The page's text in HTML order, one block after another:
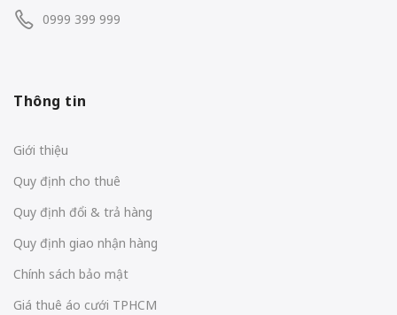
0999 399 999
Thông tin
Giới thiệu
Quy định cho thuê
Quy định đổi & trả hàng
Quy định giao nhận hàng
Chính sách bảo mật
Giá thuê áo cưới TPHCM